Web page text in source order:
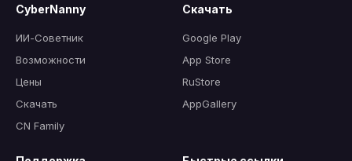
CyberNanny
ИИ-Советник
Возможности
Цены
Скачать
CN Family
Скачать
Google Play
App Store
RuStore
AppGallery